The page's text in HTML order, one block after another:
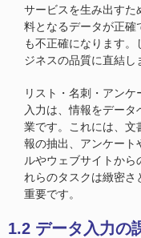
サービスを生み出すた
料となるデータが正確
も不正確になります
ジネスの品質に直結し
リスト・名刺・アン
入力は、情報をデー
業です。これには、文
報の抽出、アンケート
ルやウェブサイトから
れらのタスクは緻密さ
重要です。
1.2 データ入力の